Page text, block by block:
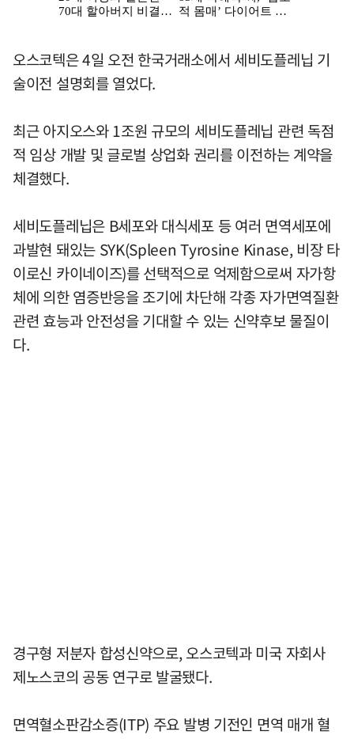
오스코텍은 4일 오전 한국거래소에서 세비도플레닙 기
술이전 설명회를 열었다.
최근 아지오스와 1조원 규모의 세비도플레닙 관련 독점
적 임상 개발 및 글로벌 상업화 권리를 이전하는 계약을
체결했다.
세비도플레닙은 B세포와 대식세포 등 여러 면역세포에
과발현 돼있는 SYK(Spleen Tyrosine Kinase, 비장 타
이로신 카이네이즈)를 선택적으로 억제함으로써 자가항
체에 의한 염증반응을 조기에 차단해 각종 자가면역질환
관련 효능과 안전성을 기대할 수 있는 신약후보 물질이
다.
경구형 저분자 합성신약으로, 오스코텍과 미국 자회사
제노스코의 공동 연구로 발굴됐다.
면역혈소판감소증(ITP) 주요 발병 기전인 면역 매개 혈